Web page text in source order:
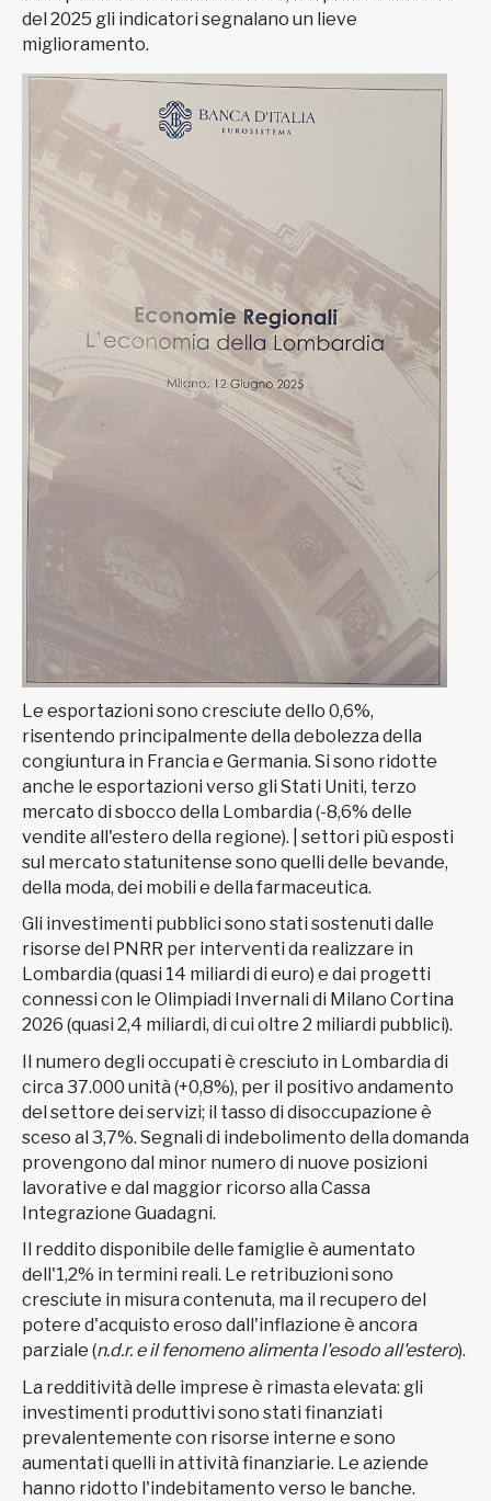
del 2025 gli indicatori segnalano un lieve
miglioramento.
Le esportazioni sono cresciute dello 0,6%,
risentendo principalmente della debolezza della
congiuntura in Francia e Germania. Si sono ridotte
anche le esportazioni verso gli Stati Uniti, terzo
mercato di sbocco della Lombardia (-8,6% delle
vendite all'estero della regione). | settori più esposti
sul mercato statunitense sono quelli delle bevande,
della moda, dei mobili e della farmaceutica.
Gli investimenti pubblici sono stati sostenuti dalle
risorse del PNRR per interventi da realizzare in
Lombardia (quasi 14 miliardi di euro) e dai progetti
connessi con le Olimpiadi Invernali di Milano Cortina
2026 (quasi 2,4 miliardi, di cui oltre 2 miliardi pubblici).
Il numero degli occupati è cresciuto in Lombardia di
circa 37.000 unità (+0,8%), per il positivo andamento
del settore dei servizi; il tasso di disoccupazione è
sceso al 3,7%. Segnali di indebolimento della domanda
provengono dal minor numero di nuove posizioni
lavorative e dal maggior ricorso alla Cassa
Integrazione Guadagni.
Il reddito disponibile delle famiglie è aumentato
dell'1,2% in termini reali. Le retribuzioni sono
cresciute in misura contenuta, ma il recupero del
potere d'acquisto eroso dall'inflazione è ancora
parziale (n.d.r. e il fenomeno alimenta l'esodo all'estero).
La redditività delle imprese è rimasta elevata: gli
investimenti produttivi sono stati finanziati
prevalentemente con risorse interne e sono
aumentati quelli in attività finanziarie. Le aziende
hanno ridotto l'indebitamento verso le banche.